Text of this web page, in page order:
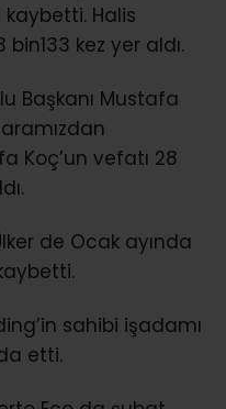
kaybetti. Halis
bin133 kez yer aldı.
Başkanı Mustafa
Koç’un vefatı 28
de Ocak ayında
sahibi işadamı
etti.